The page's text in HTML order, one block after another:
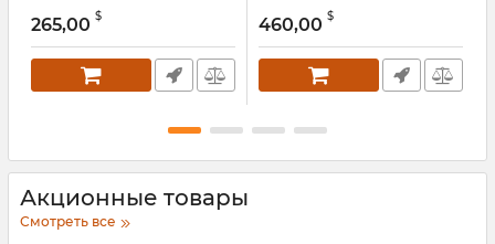
265,00 $ 460,00 $
Акционные товары
Смотреть все